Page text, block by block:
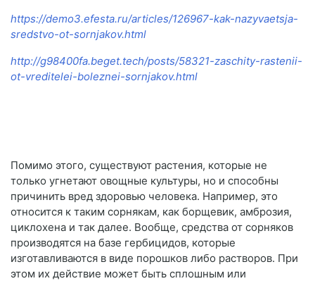
https://demo3.efesta.ru/articles/126967-kak-nazyvaetsja-
sredstvo-ot-sornjakov.html
http://g98400fa.beget.tech/posts/58321-zaschity-rastenii-
ot-vreditelei-boleznei-sornjakov.html
Помимо этого, существуют растения, которые не
только угнетают овощные культуры, но и способны
причинить вред здоровью человека. Например, это
относится к таким сорнякам, как борщевик, амброзия,
циклохена и так далее. Вообще, средства от сорняков
производятся на базе гербицидов, которые
изготавливаются в виде порошков либо растворов. При
этом их действие может быть сплошным или